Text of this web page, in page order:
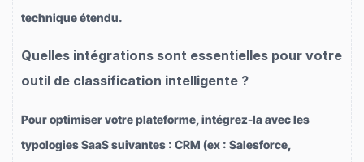
technique étendu.
Quelles intégrations sont essentielles pour votre
outil de classification intelligente ?
Pour optimiser votre plateforme, intégrez-la avec les
typologies SaaS suivantes : CRM (ex : Salesforce,